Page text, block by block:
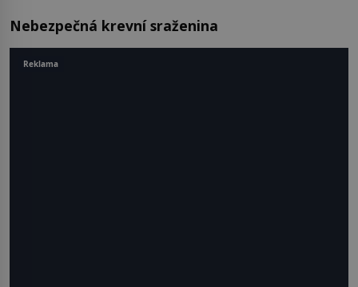
Nebezpečná krevní sraženina
Reklama